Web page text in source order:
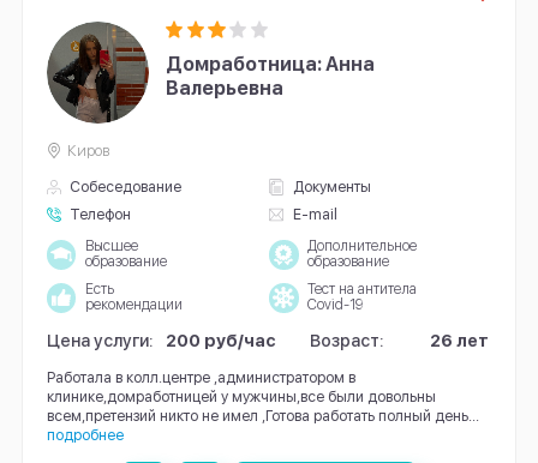
Домработница: Анна
Валерьевна
Собеседование
Документы
Телефон
E-mail
Киров
Высшее
образование
Дополнительное
образование
Есть
рекомендации
Тест на антитела
Covid-19
Цена услуги: 200 руб/час Возраст: 26 лет
Работала в колл.центре ,администратором в
клинике,домработницей у мужчины,все были довольны
всем,претензий никто не имел ,Готова работать полный день...
подробнее